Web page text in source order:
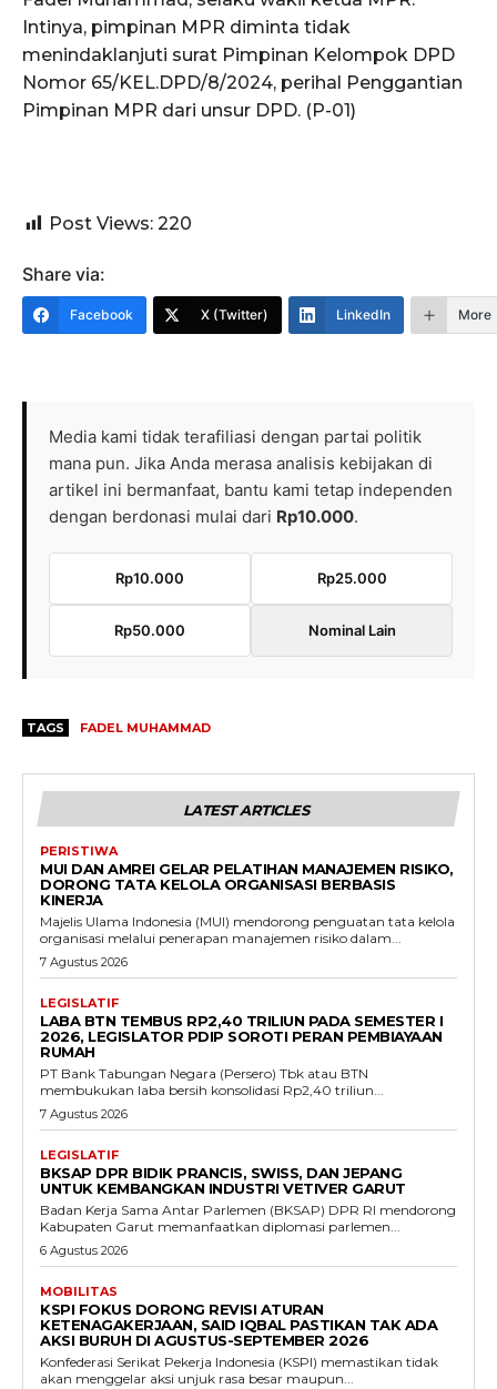
Intinya, pimpinan MPR diminta tidak
menindaklanjuti surat Pimpinan Kelompok DPD
Nomor 65/KEL.DPD/8/2024, perihal Penggantian
Pimpinan MPR dari unsur DPD. (P-01)
Post Views: 220
Share via:
Facebook X (Twitter) LinkedIn More
Media kami tidak terafiliasi dengan partai politik
mana pun. Jika Anda merasa analisis kebijakan di
artikel ini bermanfaat, bantu kami tetap independen
dengan berdonasi mulai dari Rp10.000.
Rp10.000 Rp25.000
Rp50.000 Nominal Lain
TAGS FADEL MUHAMMAD
LATEST ARTICLES
PERISTIWA
MUI DAN AMREI GELAR PELATIHAN MANAJEMEN RISIKO,
DORONG TATA KELOLA ORGANISASI BERBASIS
KINERJA
Majelis Ulama Indonesia (MUI) mendorong penguatan tata kelola
organisasi melalui penerapan manajemen risiko dalam...
7 Agustus 2026
LEGISLATIF
LABA BTN TEMBUS RP2,40 TRILIUN PADA SEMESTER I
2026, LEGISLATOR PDIP SOROTI PERAN PEMBIAYAAN
RUMAH
PT Bank Tabungan Negara (Persero) Tbk atau BTN
membukukan laba bersih konsolidasi Rp2,40 triliun...
7 Agustus 2026
LEGISLATIF
BKSAP DPR BIDIK PRANCIS, SWISS, DAN JEPANG
UNTUK KEMBANGKAN INDUSTRI VETIVER GARUT
Badan Kerja Sama Antar Parlemen (BKSAP) DPR RI mendorong
Kabupaten Garut memanfaatkan diplomasi parlemen...
6 Agustus 2026
MOBILITAS
KSPI FOKUS DORONG REVISI ATURAN
KETENAGAKERJAAN, SAID IQBAL PASTIKAN TAK ADA
AKSI BURUH DI AGUSTUS-SEPTEMBER 2026
Konfederasi Serikat Pekerja Indonesia (KSPI) memastikan tidak
akan menggelar aksi unjuk rasa besar maupun...